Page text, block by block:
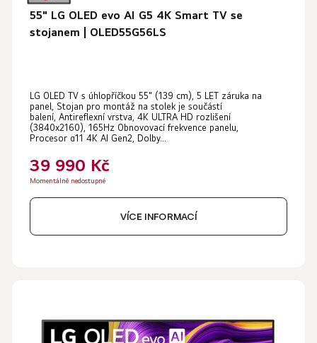
55" LG OLED evo AI G5 4K Smart TV se
stojanem | OLED55G56LS
hodnocení
produktu
je
z
5
LG OLED TV s úhlopříčkou 55" (139 cm), 5 LET záruka na
panel, Stojan pro montáž na stolek je součástí
balení, Antireflexní vrstva, 4K ULTRA HD rozlišení
(3840x2160), 165Hz Obnovovací frekvence panelu,
Procesor α11 4K AI Gen2, Dolby...
39 990 Kč
Momentálně nedostupné
VÍCE INFORMACÍ